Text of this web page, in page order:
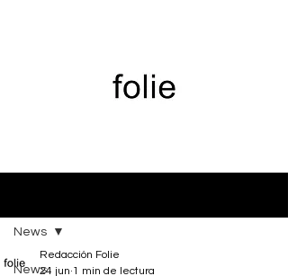
News
News
Redacción Folie
24 jun 1 min de lectura